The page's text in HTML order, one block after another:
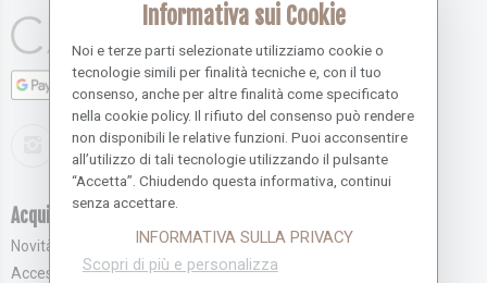
Acquista novità
Novità
Accessori e Complementi
Effettua l'accesso
Registrati
Informativa sui Cookie
Noi e terze parti selezionate utilizziamo cookie o
tecnologie simili per finalità tecniche e, con il tuo
consenso, anche per altre finalità come specificato
nella cookie policy. Il rifiuto del consenso può rendere
non disponibili le relative funzioni. Puoi acconsentire
all’utilizzo di tali tecnologie utilizzando il pulsante
“Accetta”. Chiudendo questa informativa, continui
senza accettare.
INFORMATIVA SULLA PRIVACY
Scopri di più e personalizza